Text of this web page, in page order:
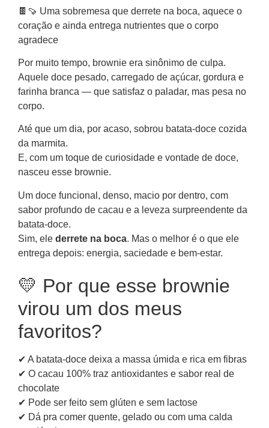
🍫🍠 Uma sobremesa que derrete na boca, aquece o
coração e ainda entrega nutrientes que o corpo
agradece
Por muito tempo, brownie era sinônimo de culpa.
Aquele doce pesado, carregado de açúcar, gordura e
farinha branca — que satisfaz o paladar, mas pesa no
corpo.
Até que um dia, por acaso, sobrou batata-doce cozida
da marmita.
E, com um toque de curiosidade e vontade de doce,
nasceu esse brownie.
Um doce funcional, denso, macio por dentro, com
sabor profundo de cacau e a leveza surpreendente da
batata-doce.
Sim, ele derrete na boca. Mas o melhor é o que ele
entrega depois: energia, saciedade e bem-estar.
💛 Por que esse brownie
virou um dos meus
favoritos?
✔ A batata-doce deixa a massa úmida e rica em fibras
✔ O cacau 100% traz antioxidantes e sabor real de
chocolate
✔ Pode ser feito sem glúten e sem lactose
✔ Dá pra comer quente, gelado ou com uma calda